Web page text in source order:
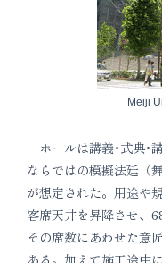
Meiji
ホールは講義･式典･
ならではの模擬法廷（
が想定された。用途や
客席天井を昇降させ、
その席数にあわせた意
ある。加えて施工途中